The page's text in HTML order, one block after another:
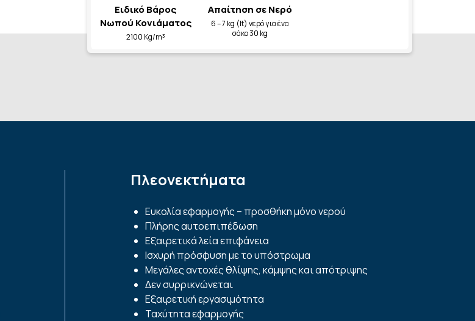
Ειδικό Βάρος
Νωπού Κονιάματος
2100 Kg/m³
Απαίτηση σε Νερό
6 – 7 kg (lt) νερό για ένα
σάκο 30 kg
Πλεονεκτήματα
Ευκολία εφαρμογής – προσθήκη μόνο νερού
Πλήρης αυτοεπιπέδωση
Εξαιρετικά λεία επιφάνεια
Ισχυρή πρόσφυση με το υπόστρωμα
Μεγάλες αντοχές θλίψης, κάμψης και απότριψης
Δεν συρρικνώνεται
Εξαιρετική εργασιμότητα
Ταχύτητα εφαρμογής